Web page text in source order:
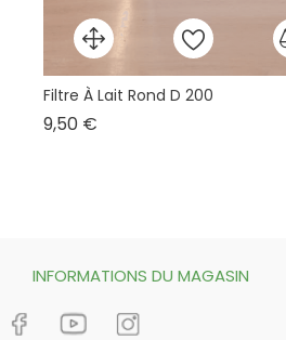
Filtre À Lait Rond D 200
9,50 €
INFORMATIONS DU MAGASIN